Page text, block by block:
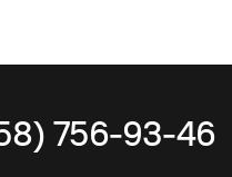
756-93-46